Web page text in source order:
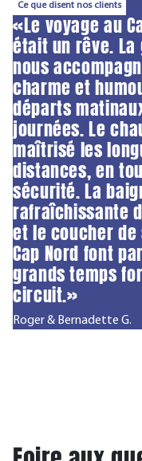
Ce que disent nos clients
«Le voyage au
était un rêve. La
nous
charme et
départs
journées. Le
maîtrisé les
distances, en
sécurité. La
rafraîchissante
et le coucher
Cap Nord font
grands temps
circuit.»
Roger & Bernadette G.